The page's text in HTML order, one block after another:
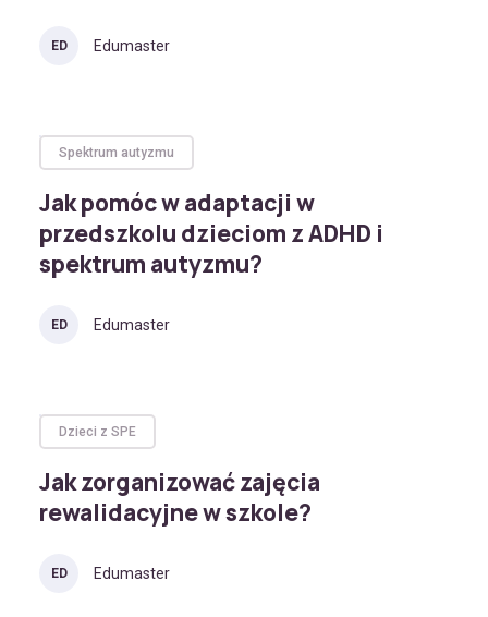
ED Edumaster
Spektrum autyzmu
Jak pomóc w adaptacji w
przedszkolu dzieciom z ADHD i
spektrum autyzmu?
ED Edumaster
Dzieci z SPE
Jak zorganizować zajęcia
rewalidacyjne w szkole?
ED Edumaster